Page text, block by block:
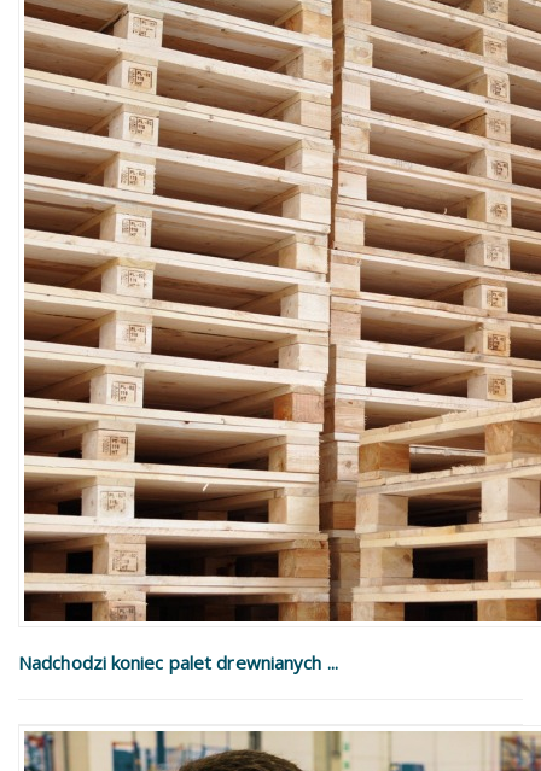
Nadchodzi koniec palet drewnianych ...